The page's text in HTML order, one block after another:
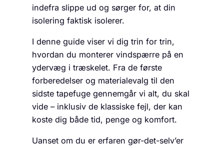
indefra slippe ud og sørger for, at din
isolering faktisk isolerer.
I denne guide viser vi dig trin for trin,
hvordan du monterer vindspærre på en
ydervæg i træskelet. Fra de første
forberedelser og materialevalg til den
sidste tapefuge gennemgår vi alt, du skal
vide – inklusiv de klassiske fejl, der kan
koste dig både tid, penge og komfort.
Uanset om du er erfaren gør-det-selv’er